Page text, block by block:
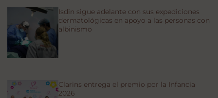
Isdin sigue adelante con sus expediciones
dermatológicas en apoyo a las personas con
albinismo
Clarins entrega el premio por la Infancia
2026